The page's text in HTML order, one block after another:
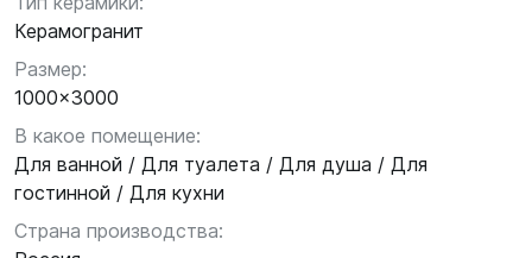
Керамогранит
Размер:
1000x3000
В какое помещение:
Для ванной / Для туалета / Для душа / Для
гостинной / Для кухни
Страна производства: